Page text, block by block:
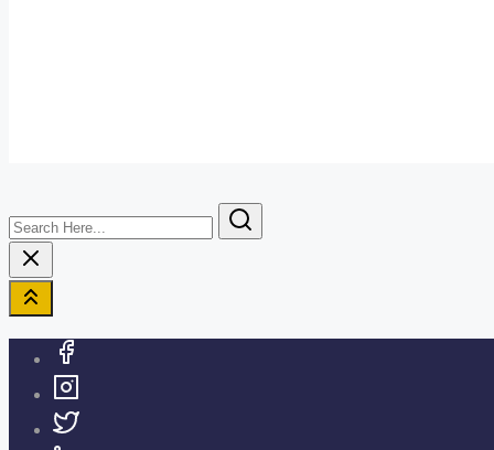
Search
Here...